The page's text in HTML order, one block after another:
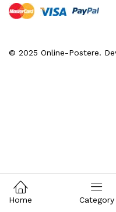
© 2025 Online-Postere.
Home Category